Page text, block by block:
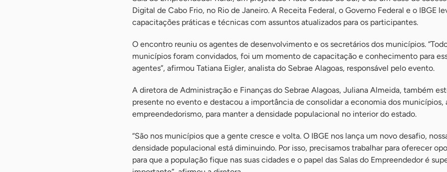
Digital de Cabo Frio, no Rio de Janeiro. A Receita Federal, o Governo Federal e o IBGE
capacitações práticas e técnicas com assuntos atualizados para os participantes.
O encontro reuniu os agentes de desenvolvimento e os secretários dos municípios.
municípios foram convidados, foi um momento de capacitação e conhecimento para
agentes”, afirmou Tatiana Eigler, analista do Sebrae Alagoas, responsável pelo evento.
A diretora de Administração e Finanças do Sebrae Alagoas, Juliana Almeida, também
presente no evento e destacou a importância de consolidar a economia dos municípios,
empreendedorismo, para manter a densidade populacional no interior do estado.
“São nos municípios que a gente cresce e volta. O IBGE nos lança um novo desafio,
densidade populacional está diminuindo. Por isso, precisamos trabalhar para oferecer
para que a população fique nas suas cidades e o papel das Salas do Empreendedor é